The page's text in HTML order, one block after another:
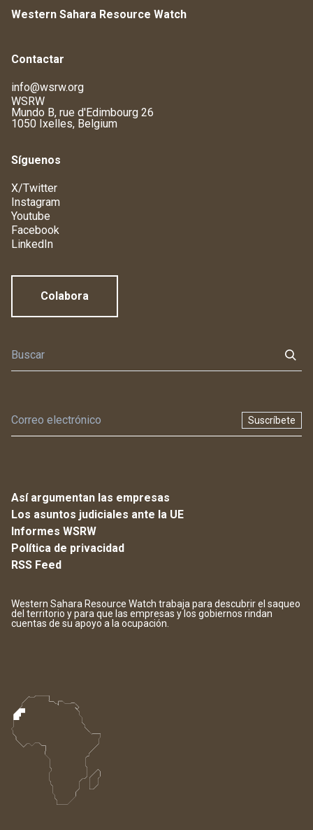
Western Sahara Resource Watch
Contactar
info@wsrw.org
WSRW
Mundo B, rue d'Edimbourg 26
1050 Ixelles, Belgium
Síguenos
X/Twitter
Instagram
Youtube
Facebook
LinkedIn
Colabora
Suscríbete
Así argumentan las empresas
Los asuntos judiciales ante la UE
Informes WSRW
Política de privacidad
RSS Feed
Western Sahara Resource Watch trabaja para descubrir el saqueo
del territorio y para que las empresas y los gobiernos rindan
cuentas de su apoyo a la ocupación.